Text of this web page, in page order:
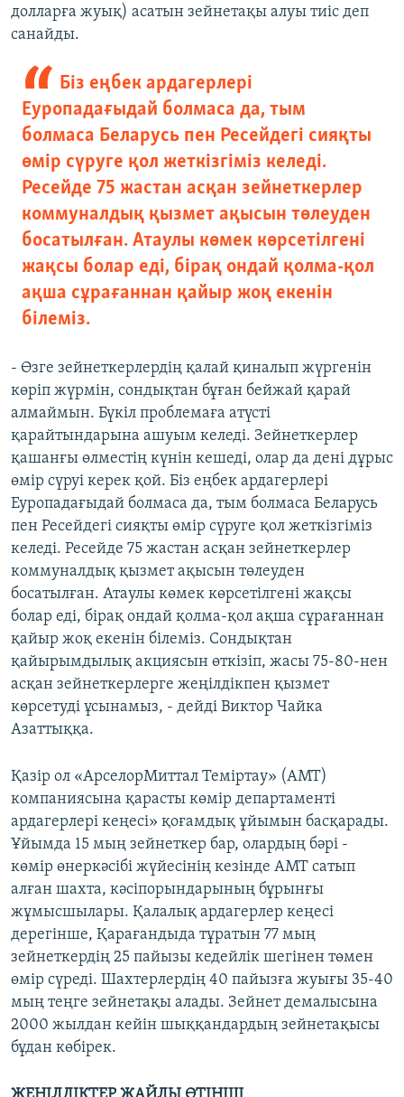
долларға жуық) асатын зейнетақы алуы тиіс деп
санайды.
Біз еңбек ардагерлері
Еуропадағыдай болмаса да, тым
болмаса Беларусь пен Ресейдегі сияқты
өмір сүруге қол жеткізгіміз келеді.
Ресейде 75 жастан асқан зейнеткерлер
коммуналдық қызмет ақысын төлеуден
босатылған. Атаулы көмек көрсетілгені
жақсы болар еді, бірақ ондай қолма-қол
ақша сұрағаннан қайыр жоқ екенін
білеміз.
- Өзге зейнеткерлердің қалай қиналып жүргенін
көріп жүрмін, сондықтан бұған бейжай қарай
алмаймын. Бүкіл проблемаға атүсті
қарайтындарына ашуым келеді. Зейнеткерлер
қашанғы өлместің күнін кешеді, олар да дені дұрыс
өмір сүруі керек қой. Біз еңбек ардагерлері
Еуропадағыдай болмаса да, тым болмаса Беларусь
пен Ресейдегі сияқты өмір сүруге қол жеткізгіміз
келеді. Ресейде 75 жастан асқан зейнеткерлер
коммуналдық қызмет ақысын төлеуден
босатылған. Атаулы көмек көрсетілгені жақсы
болар еді, бірақ ондай қолма-қол ақша сұрағаннан
қайыр жоқ екенін білеміз. Сондықтан
қайырымдылық акциясын өткізіп, жасы 75-80-нен
асқан зейнеткерлерге жеңілдікпен қызмет
көрсетуді ұсынамыз, - дейді Виктор Чайка
Азаттыққа.
Қазір ол «АрселорМиттал Теміртау» (АМТ)
компаниясына қарасты көмір департаменті
ардагерлері кеңесі» қоғамдық ұйымын басқарады.
Ұйымда 15 мың зейнеткер бар, олардың бәрі -
көмір өнеркәсібі жүйесінің кезінде АМТ сатып
алған шахта, кәсіпорындарының бұрынғы
жұмысшылары. Қалалық ардагерлер кеңесі
дерегінше, Қарағандыда тұратын 77 мың
зейнеткердің 25 пайызы кедейлік шегінен төмен
өмір сүреді. Шахтерлердің 40 пайызға жуығы 35-40
мың теңге зейнетақы алады. Зейнет демалысына
2000 жылдан кейін шыққандардың зейнетақысы
бұдан көбірек.